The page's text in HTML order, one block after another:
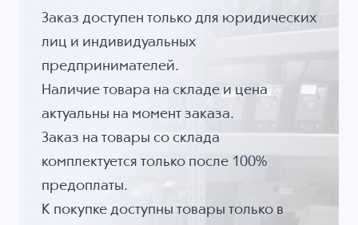
Заказ доступен только для юридических
лиц и индивидуальных
предпринимателей.
Наличие товара на складе и цена
актуальны на момент заказа.
Заказ на товары со склада
комплектуется только после 100%
предоплаты.
К покупке доступны товары только в